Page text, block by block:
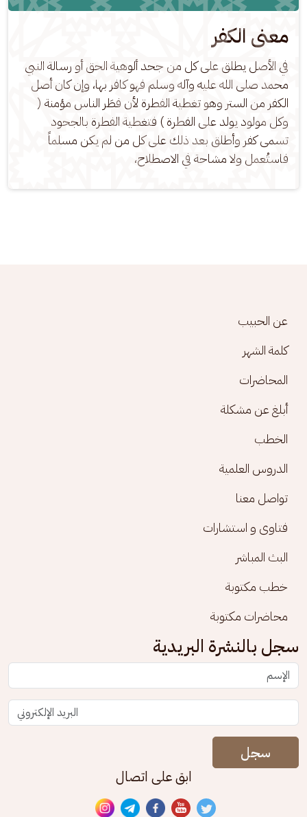
معنى الكفر
في الأصل يطلق على كل من جحد ألوهية الحق أو رسالة النبي
محمد صلى الله عليه وآله وسلم فهو كافر بها، وإن كان أصل
الكفر من الستر وهو تغطية الفطرة لأن فطَر الناس مؤمنة (
وكل مولود يولد على الفطرة ) فتغطية الفطرة بالجحود
تسمى كفر وأطلق بعد ذلك على كل من لم يكن مسلماً
فاستُعمل ولا مشاحة في الاصطلاح،
Footer menu
عن الحبيب
كلمة الشهر
المحاضرات
أبلغ عن مشكلة
الخطب
الدروس العلمية
تواصل معنا
فتاوى و استشارات
البث المباشر
خطب مكتوبة
محاضرات مكتوبة
سجل بالنشرة البريدية
سجل
ابق على اتصال